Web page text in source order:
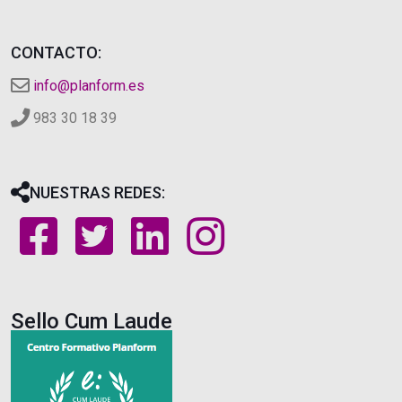
CONTACTO:
info@planform.es
983 30 18 39
NUESTRAS REDES:
Sello Cum Laude